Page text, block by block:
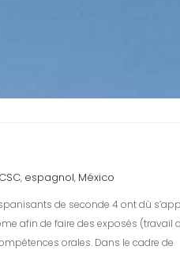
CSC, espagnol, México
de seconde 4 ont dû
afin de faire des exposés (travail
orales. Dans le cadre de